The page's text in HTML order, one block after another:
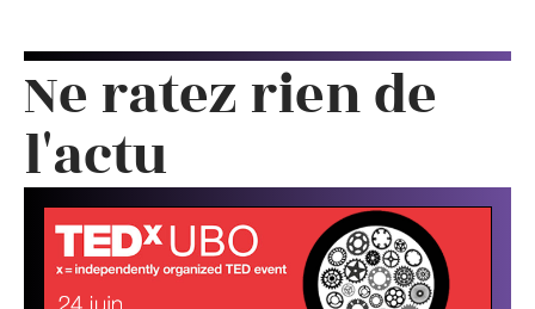
Ne ratez rien de
l'actu